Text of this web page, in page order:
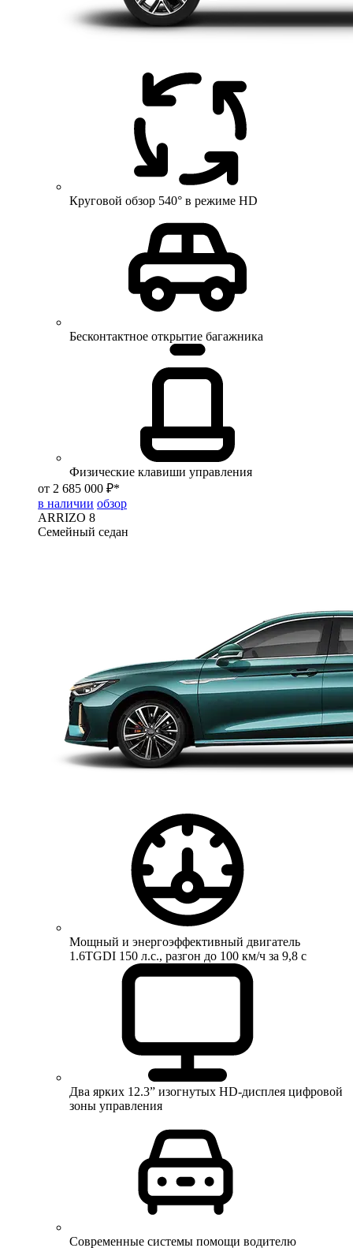
Круговой обзор 540° в режиме HD
Бесконтактное открытие багажника
Физические клавиши управления
от 2 685 000 ₽*
в наличии обзор
ARRIZO 8
Семейный седан
Мощный и энергоэффективный двигатель
1.6TGDI 150 л.с., разгон до 100 км/ч за 9,8 с
Два ярких 12.3” изогнутых HD-дисплея цифровой
зоны управления
Современные системы помощи водителю